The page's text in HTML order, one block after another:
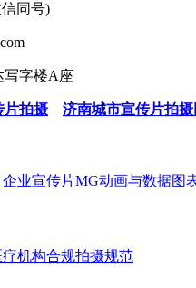
同号)
字楼A座
片拍摄
济南城市宣传片拍
业宣传片MG动画与数据图
机构合规拍摄规范